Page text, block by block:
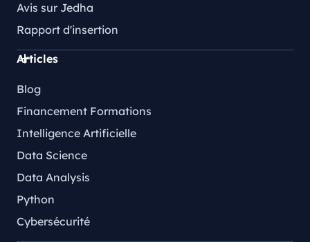
Avis sur Jedha
Rapport d'insertion
Articles
Blog
Financement Formations
Intelligence Artificielle
Data Science
Data Analysis
Python
Cybersécurité